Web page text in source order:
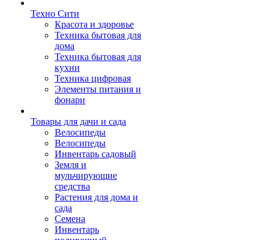
Техно Сити
Красота и здоровье
Техника бытовая для
дома
Техника бытовая для
кухни
Техника цифровая
Элементы питания и
фонари
Товары для дачи и сада
Велосипеды
Велосипеды
Инвентарь садовый
Земля и
мульчирующие
средства
Растения для дома и
сада
Семена
Инвентарь